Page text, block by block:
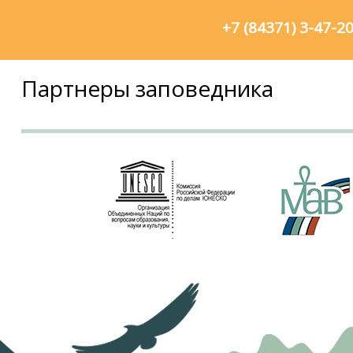
+7 (84371) 3-47-20
Партнеры заповедника